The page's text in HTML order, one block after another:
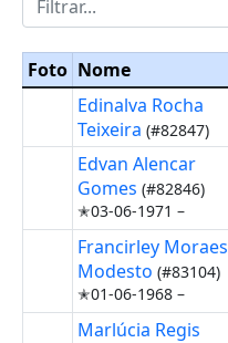
Foto Nome
Edinalva Rocha
Teixeira (#82847)
Edvan Alencar
Gomes (#82846)
✭03-06-1971 –
Francirley Moraes
Modesto (#83104)
✭01-06-1968 –
Marlúcia Regis